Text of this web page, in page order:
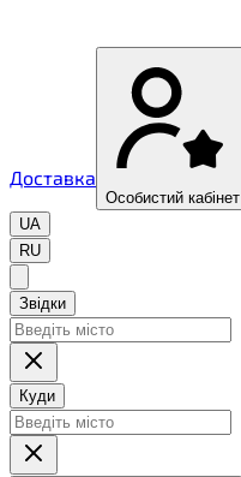
Доставка
Особистий кабінет
UA
RU
Звідки
Куди